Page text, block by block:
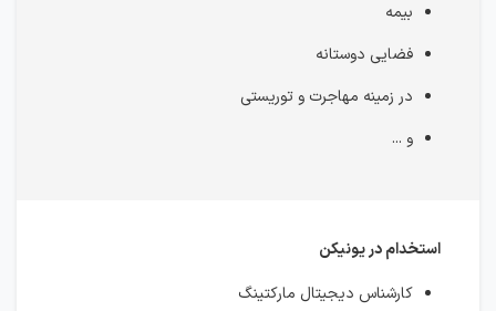
بیمه
فضایی دوستانه
در زمینه مهاجرت و توریستی
و ...
استخدام در یونیکن
کارشناس دیجیتال مارکتینگ